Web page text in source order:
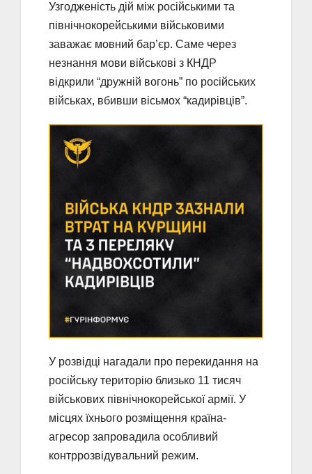
Узгодженість дій між російськими та
північнокорейськими військовими
заважає мовний бар’єр. Саме через
незнання мови військові з КНДР
відкрили “дружній вогонь” по російських
військах, вбивши вісьмох “кадирівців”.
У розвідці нагадали про перекидання на
російську територію близько 11 тисяч
військових північнокорейської армії. У
місцях їхнього розміщення країна-
агресор запровадила особливий
контррозвідувальний режим.